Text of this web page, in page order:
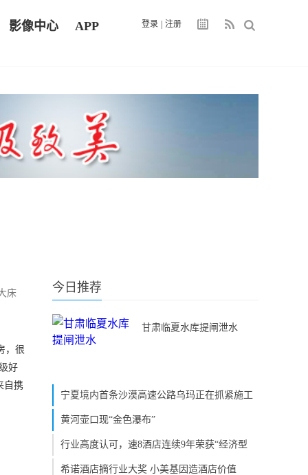
登录 注册
影像中心 APP
床
，很
好
自携
今日推荐
甘肃临夏水库提闸泄水
宁夏境内首条沙漠高速公路乌玛正在抓紧施工
黄河壶口现“金色瀑布”
行业高度认可，速8酒店连续9年荣获“经济型
希诺酒店摘行业大奖 小美基因造酒店价值